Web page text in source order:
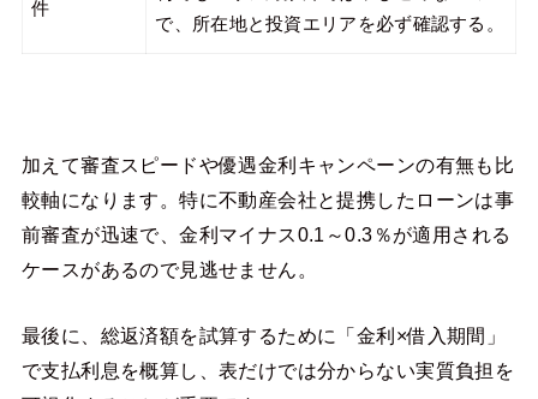
件
で、所在地と投資エリアを必ず確認する。
加えて審査スピードや優遇金利キャンペーンの有無も比
較軸になります。特に不動産会社と提携したローンは事
前審査が迅速で、金利マイナス0.1～0.3％が適用される
ケースがあるので見逃せません。
最後に、総返済額を試算するために「金利×借入期間」
で支払利息を概算し、表だけでは分からない実質負担を